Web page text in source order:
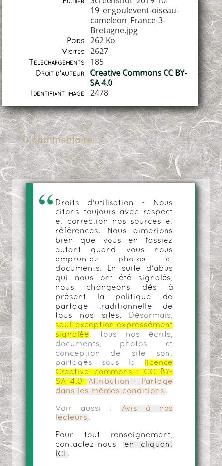
Fichier
19_engoulevent-oiseau-
cameleon_France-3-
Bretagne.jpg
Poids 262 Ko
Visites 2627
Téléchargements 185
Droit d'auteur
Creative Commons CC BY-
SA 4.0
Identifiant image 2478
0 commentaire
Droits d'utilisation - Nous
citons toujours avec respect
et correction nos sources et
références. Nous aimerions
bien que vous en fassiez
autant quand vous nous
empruntez photos et
documents. En suite d'abus
qui nous ont été signalés,
nous changeons dès à
présent la politique de
partage traditionnelle de
tous nos sites.
Désormais,
sauf exception expressément
signalée, tous nos écrits,
documents, photos et
conception de site sont
partagés sous la
licence
Creative commons :
CC BY-
SA 4.0
Attribution - Partage
dans les mêmes conditions .
Voir aussi :
Avis à nos
lecteurs .
Pour tout renseignement,
contactez-nous
en cliquant
ICI
.